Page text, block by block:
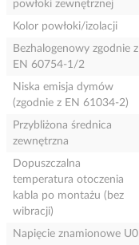
powłoki zewnętrznej
Kolor powłoki/izolacji
Bezhalogenowy zgodnie z
EN 60754-1/2
Niska emisja dymów
(zgodnie z EN 61034-2)
Przybliżona średnica
zewnętrzna
Dopuszczalna
temperatura otoczenia
kabla po montażu (bez
wibracji)
Napięcie znamionowe U0